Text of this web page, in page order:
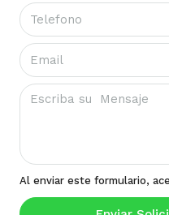
Al enviar este formulario,